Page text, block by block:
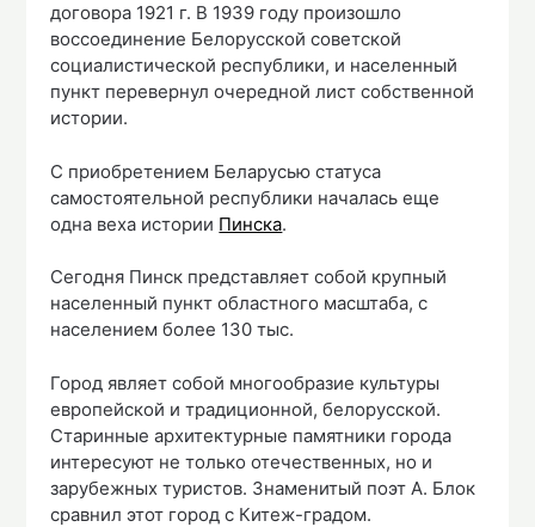
договора 1921 г. В 1939 году произошло
воссоединение Белорусской советской
социалистической республики, и населенный
пункт перевернул очередной лист собственной
истории.
С приобретением Беларусью статуса
самостоятельной республики началась еще
одна веха истории Пинска.
Сегодня Пинск представляет собой крупный
населенный пункт областного масштаба, с
населением более 130 тыс.
Город являет собой многообразие культуры
европейской и традиционной, белорусской.
Старинные архитектурные памятники города
интересуют не только отечественных, но и
зарубежных туристов. Знаменитый поэт А. Блок
сравнил этот город с Китеж-градом.